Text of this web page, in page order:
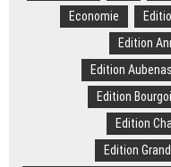
Economie
Edition
Edition
Edition
Edition
Edition